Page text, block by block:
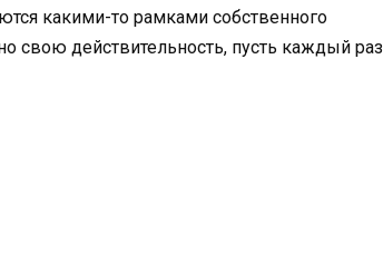
какими-то рамками собственного
свою действительность, пусть каждый раз